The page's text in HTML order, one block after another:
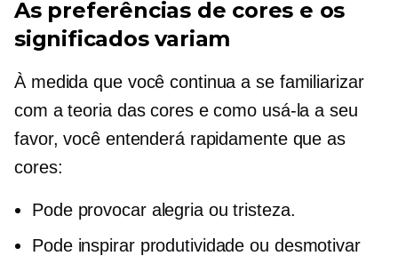
As preferências de cores e os
significados variam
À medida que você continua a se familiarizar
com a teoria das cores e como usá-la a seu
favor, você entenderá rapidamente que as
cores:
Pode provocar alegria ou tristeza.
Pode inspirar produtividade ou desmotivar